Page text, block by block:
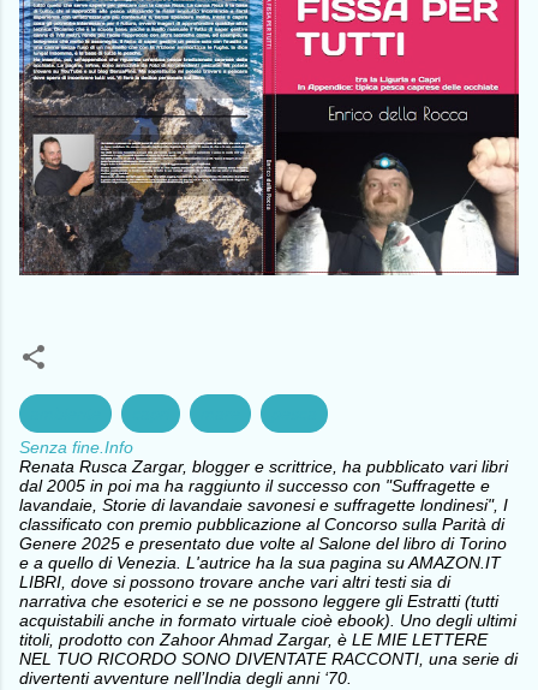
Senza fine.Info
Renata Rusca Zargar, blogger e scrittrice, ha pubblicato vari libri
dal 2005 in poi ma ha raggiunto il successo con "Suffragette e
lavandaie, Storie di lavandaie savonesi e suffragette londinesi", I
classificato con premio pubblicazione al Concorso sulla Parità di
Genere 2025 e presentato due volte al Salone del libro di Torino
e a quello di Venezia. L'autrice ha la sua pagina su AMAZON.IT
LIBRI, dove si possono trovare anche vari altri testi sia di
narrativa che esoterici e se ne possono leggere gli Estratti (tutti
acquistabili anche in formato virtuale cioè ebook). Uno degli ultimi
titoli, prodotto con Zahoor Ahmad Zargar, è LE MIE LETTERE
NEL TUO RICORDO SONO DIVENTATE RACCONTI, una serie di
divertenti avventure nell’India degli anni ‘70.